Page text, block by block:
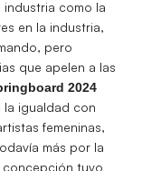
industria como la
en la industria,
pero
que apelen a las
2024
la igualdad con
femeninas,
más por la
tuvo